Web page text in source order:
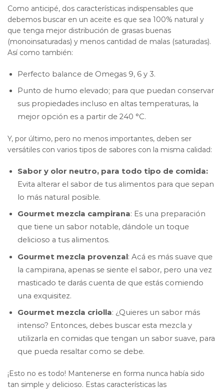
Como anticipé, dos características indispensables que
debemos buscar en un aceite es que sea 100% natural y
que tenga mejor distribución de grasas buenas
(monoinsaturadas) y menos cantidad de malas (saturadas).
Así como también:
Perfecto balance de Omegas 9, 6 y 3.
Punto de humo elevado; para que puedan conservar
sus propiedades incluso en altas temperaturas, la
mejor opción es a partir de 240 °C.
Y, por último, pero no menos importantes, deben ser
versátiles con varios tipos de sabores con la misma calidad:
Sabor y olor neutro, para todo tipo de comida:
Evita alterar el sabor de tus alimentos para que sepan
lo más natural posible.
Gourmet mezcla campirana: Es una preparación
que tiene un sabor notable, dándole un toque
delicioso a tus alimentos.
Gourmet mezcla provenzal: Acá es más suave que
la campirana, apenas se siente el sabor, pero una vez
masticado te darás cuenta de que estás comiendo
una exquisitez.
Gourmet mezcla criolla: ¿Quieres un sabor más
intenso? Entonces, debes buscar esta mezcla y
utilizarla en comidas que tengan un sabor suave, para
que pueda resaltar como se debe.
¡Esto no es todo! Mantenerse en forma nunca había sido
tan simple y delicioso. Estas características las